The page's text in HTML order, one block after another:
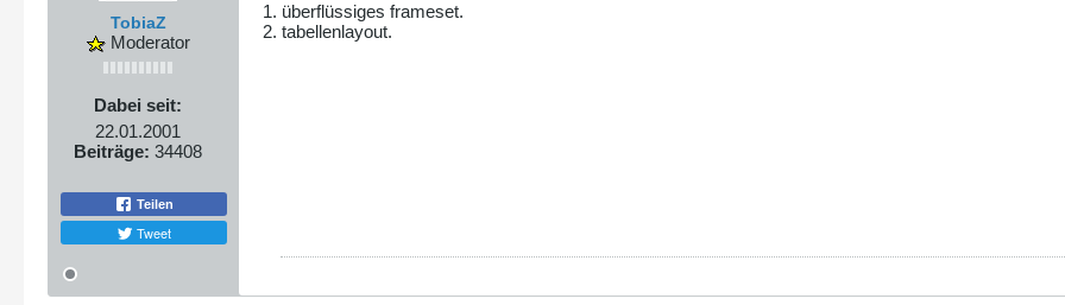
TobiaZ
Moderator
Dabei seit:
22.01.2001
Beiträge: 34408
Teilen
Tweet
1. überflüssiges frameset.
2. tabellenlayout.